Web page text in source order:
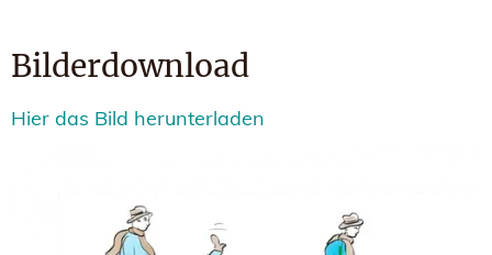
Bilderdownload
Hier das Bild herunterladen